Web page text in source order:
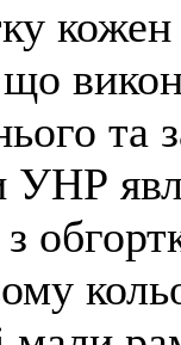
та
УНР
з